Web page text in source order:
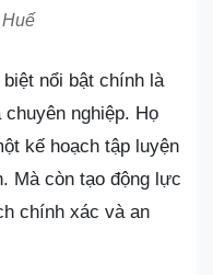
nổi bật chính là
nghiệp. Họ
kế hoạch tập luyện
Mà còn tạo động lực
chính xác và an